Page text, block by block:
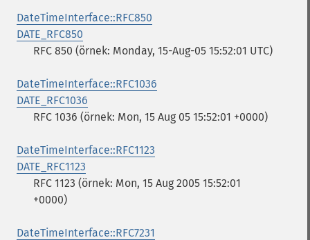
DateTimeInterface::RFC850
DATE_RFC850
RFC 850 (örnek: Monday, 15-Aug-05 15:52:01 UTC)
DateTimeInterface::RFC1036
DATE_RFC1036
RFC 1036 (örnek: Mon, 15 Aug 05 15:52:01 +0000)
DateTimeInterface::RFC1123
DATE_RFC1123
RFC 1123 (örnek: Mon, 15 Aug 2005 15:52:01
+0000)
DateTimeInterface::RFC7231